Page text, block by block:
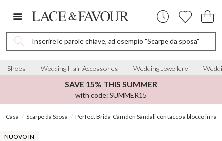
Inserire le parole chiave, ad esempio "Scarpe da sposa"
Shoes Wedding Hair Accessories Wedding Jewellery
SAVE 15% THIS SUMMER
with code: SUMMER15
Casa Scarpe da Sposa Perfect Bridal Camden Sandali con tacco a blocco in
NUOVO IN